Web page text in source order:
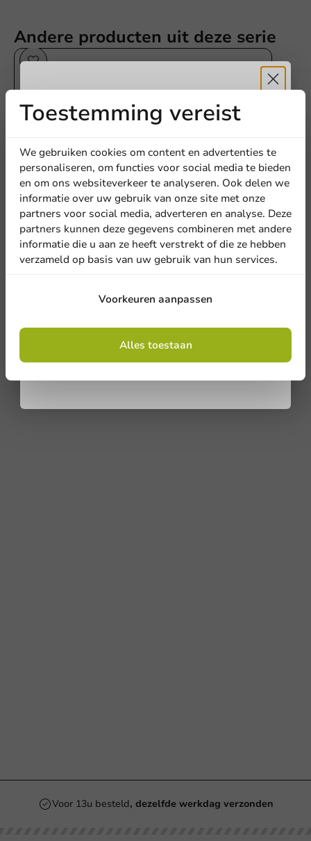
Andere producten uit deze serie
Koffie Benodigdheden
Voordeel: 500 suikersticks, 500 creamersticks,
1.000 roerstaafjes hout
Voor 13u besteld, dezelfde werkdag verzonden
Toestemming vereist
We gebruiken cookies om content en advertenties te
personaliseren, om functies voor social media te bieden
en om ons websiteverkeer te analyseren. Ook delen we
informatie over uw gebruik van onze site met onze
partners voor social media, adverteren en analyse. Deze
partners kunnen deze gegevens combineren met andere
informatie die u aan ze heeft verstrekt of die ze hebben
verzameld op basis van uw gebruik van hun services.
Voorkeuren aanpassen
Alles toestaan
Ontvang5%
korting
Meld je aan voor onze
nieuwsbrief!
Aanmelden
Door je in te schrijven, ga je akkoord met de
algemene voorwaarden